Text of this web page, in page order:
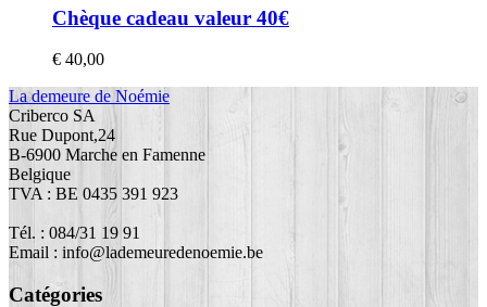
Chèque cadeau valeur 40€
€ 40,00
La demeure de Noémie
Criberco SA
Rue Dupont,24
B-6900 Marche en Famenne
Belgique
TVA : BE 0435 391 923
Tél. : 084/31 19 91
Email : info@lademeuredenoemie.be
Catégories